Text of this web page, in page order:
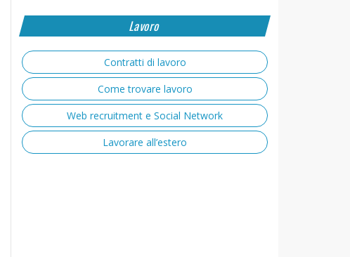
Lavoro
Contratti di lavoro
Come trovare lavoro
Web recruitment e Social Network
Lavorare all’estero